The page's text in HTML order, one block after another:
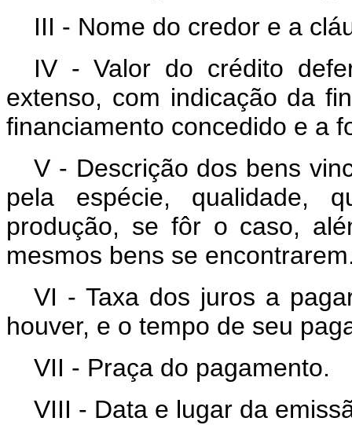
III - Nome do credor e a
IV - Valor do crédito
extenso, com indicação da
financiamento concedido e a
V - Descrição dos bens
pela espécie, qualidade,
produção, se fôr o caso,
mesmos bens se
VI - Taxa dos juros a
houver, e o tempo de seu
VII - Praça do pagamento.
VIII - Data e lugar da